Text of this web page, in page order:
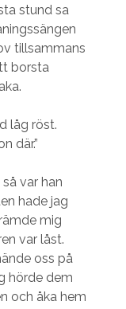
stund sa
tillsammans
borsta
låg röst.
där.”
var han
hade jag
mig
var låst.
oss på
hörde dem
och åka hem